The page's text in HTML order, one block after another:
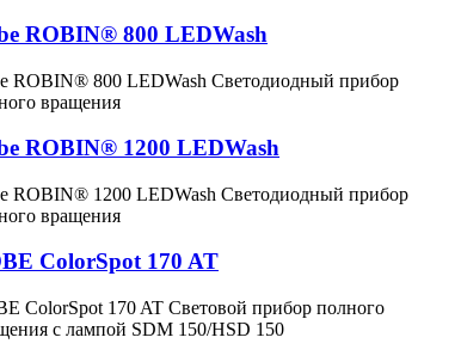
ROBIN® 800 LEDWash
ROBIN® 800 LEDWash Светодиодный прибор
вращения
ROBIN® 1200 LEDWash
ROBIN® 1200 LEDWash Светодиодный прибор
вращения
ColorSpot 170 AT
ColorSpot 170 AT Световой прибор полного
с лампой SDM 150/HSD 150